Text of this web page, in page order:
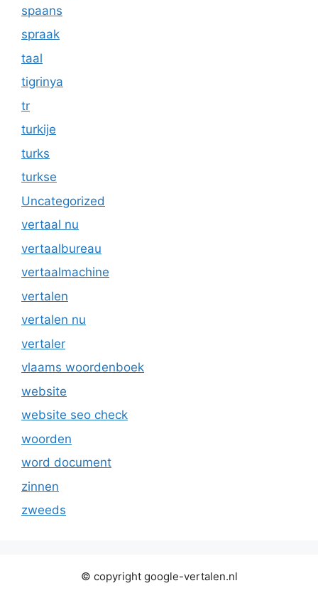
spaans
spraak
taal
tigrinya
tr
turkije
turks
turkse
Uncategorized
vertaal nu
vertaalbureau
vertaalmachine
vertalen
vertalen nu
vertaler
vlaams woordenboek
website
website seo check
woorden
word document
zinnen
zweeds
© copyright google-vertalen.nl